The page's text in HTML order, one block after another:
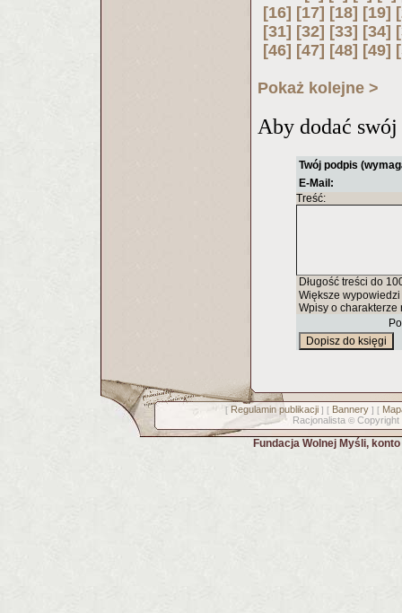
[16] [17] [18] [19]
[31] [32] [33] [34]
[46] [47] [48] [49]
Pokaż kolejne >
Aby dodać
Twój podpis
E-Mail:
Treść:
Długość treści do
Większe
Wpisy o
[ Regulamin publikacji] [ Bannery] [
Racjonalista © Copyright
Fundacja Wolnej Myśli,